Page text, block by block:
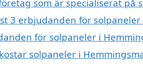
som är specialiserat på
3 erbjudanden för
för solpaneler i
solpaneler i